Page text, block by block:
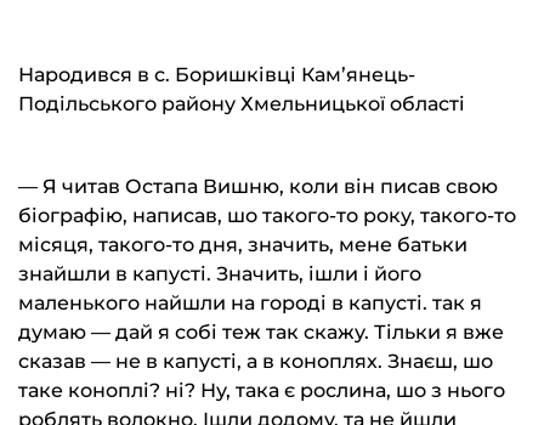
Народився в с. Боришківці Кам’янець-
Подільського району Хмельницької області
— Я читав Остапа Вишню, коли він писав свою
біографію, написав, шо такого-то року, такого-то
місяця, такого-то дня, значить, мене батьки
знайшли в капусті. Значить, ішли і його
маленького найшли на городі в капусті. так я
думаю — дай я собі теж так скажу. Тільки я вже
сказав — не в капусті, а в коноплях. Знаєш, шо
таке коноплі? ні? Ну, така є рослина, шо з нього
роблять волокно. Ішли додому, та не йшли